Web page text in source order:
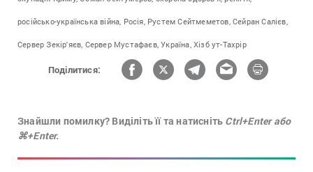
російсько-українська війна, Росія, Рустем Сейтмеметов, Сейран Салієв,
Сервер Зекір'яєв, Сервер Мустафаєв, Україна, Хізб ут-Тахрір
Поділитися:
Знайшли помилку? Виділіть її та натисніть Ctrl+Enter або
⌘+Enter.